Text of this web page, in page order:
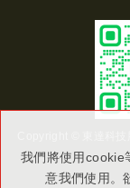
我們將使用cookie
意我們使用。
Copyright © 東達科